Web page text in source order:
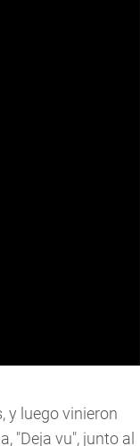
y luego vinieron
"Deja vu", junto al